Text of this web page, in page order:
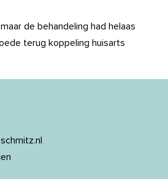
de behandeling had helaas
terug koppeling huisarts